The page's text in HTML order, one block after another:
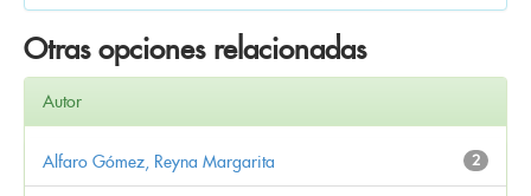
Otras opciones relacionadas
Autor
2
Alfaro Gómez, Reyna Margarita